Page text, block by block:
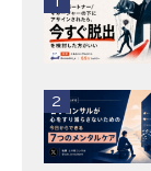
2